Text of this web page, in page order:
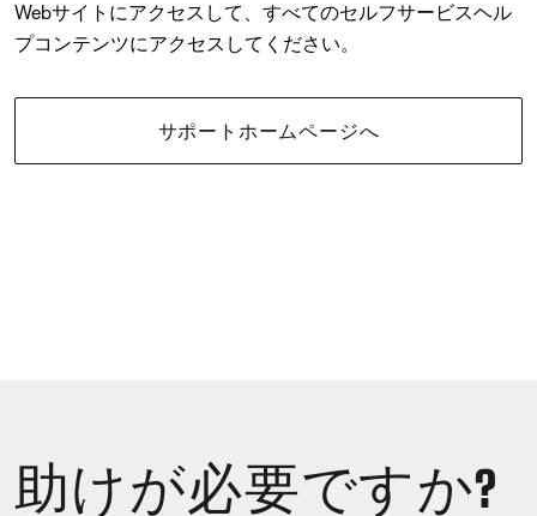
Webサイトにアクセスして、すべてのセルフサービスヘル
プコンテンツにアクセスしてください。
サポートホームページへ
助けが必要ですか?